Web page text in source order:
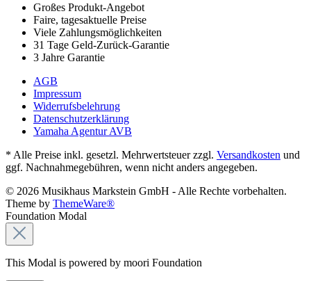
Großes Produkt-Angebot
Faire, tagesaktuelle Preise
Viele Zahlungsmöglichkeiten
31 Tage Geld-Zurück-Garantie
3 Jahre Garantie
AGB
Impressum
Widerrufsbelehrung
Datenschutzerklärung
Yamaha Agentur AVB
* Alle Preise inkl. gesetzl. Mehrwertsteuer zzgl. Versandkosten und
ggf. Nachnahmegebühren, wenn nicht anders angegeben.
© 2026 Musikhaus Markstein GmbH - Alle Rechte vorbehalten.
Theme by ThemeWare®
Foundation Modal
This Modal is powered by moori Foundation